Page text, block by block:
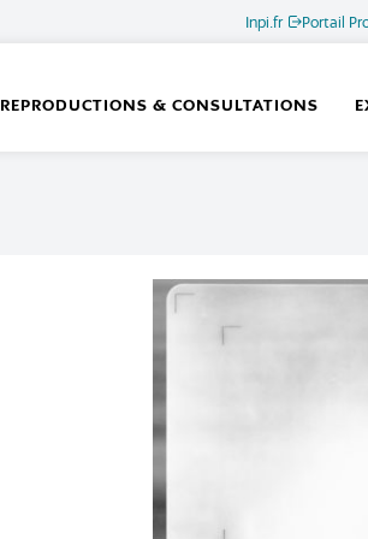
Inpi.fr Portail
REPRODUCTIONS & CONSULTATIONS